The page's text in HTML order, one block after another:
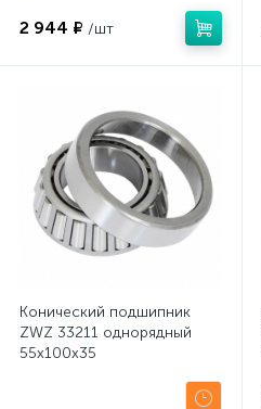
2 944 ₽ /шт
Конический подшипник
ZWZ 33211 однорядный
55x100x35